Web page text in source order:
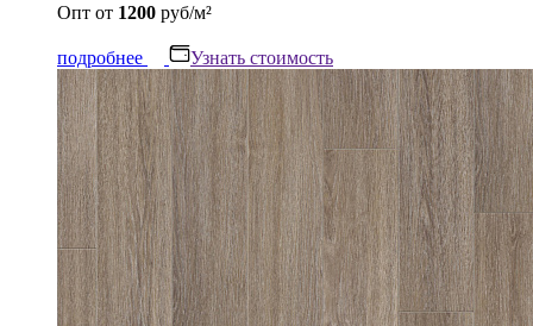
Опт от 1200 руб/м²
подробнее Узнать стоимость